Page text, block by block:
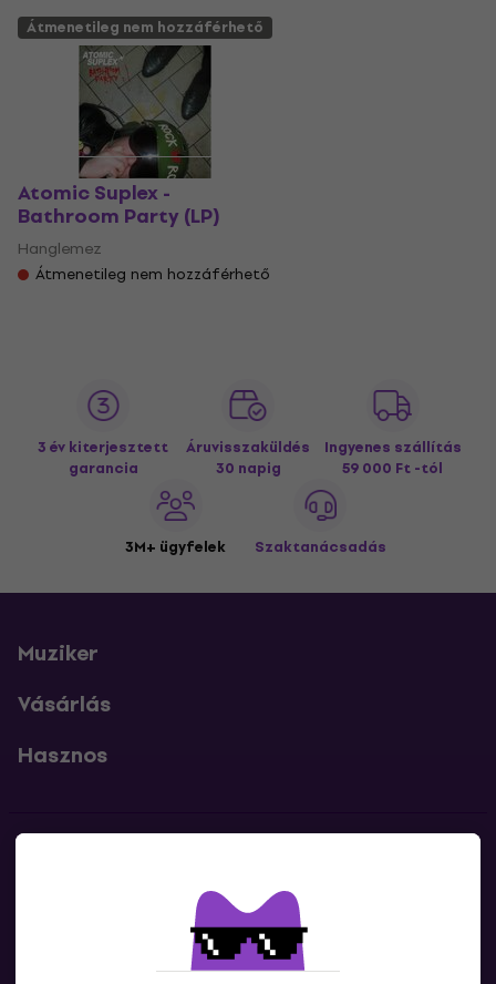
Átmenetileg nem hozzáférhető
Atomic Suplex -
Bathroom Party (LP)
Hanglemez
Átmenetileg nem hozzáférhető
3 év kiterjesztett
garancia
Áruvisszaküldés
30 napig
Ingyenes szállítás
59 000 Ft -tól
3M+ ügyfelek Szaktanácsadás
Muziker
Vásárlás
Hasznos
Lépj kapcsolatba velünk